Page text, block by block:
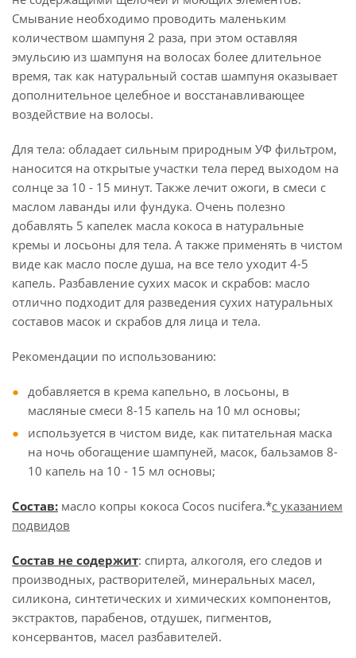
Смывание необходимо проводить маленьким
количеством шампуня 2 раза, при этом оставляя
эмульсию из шампуня на волосах более длительное
время, так как натуральный состав шампуня оказывает
дополнительное целебное и восстанавливающее
воздействие на волосы.
Для тела: обладает сильным природным УФ фильтром,
наносится на открытые участки тела перед выходом на
солнце за 10 - 15 минут. Также лечит ожоги, в смеси с
маслом лаванды или фундука. Очень полезно
добавлять 5 капелек масла кокоса в натуральные
кремы и лосьоны для тела. А также применять в чистом
виде как масло после душа, на все тело уходит 4-5
капель. Разбавление сухих масок и скрабов: масло
отлично подходит для разведения сухих натуральных
составов масок и скрабов для лица и тела.
Рекомендации по использованию:
добавляется в крема капельно, в лосьоны, в
масляные смеси 8-15 капель на 10 мл основы;
используется в чистом виде, как питательная маска
на ночь обогащение шампуней, масок, бальзамов 8-
10 капель на 10 - 15 мл основы;
Состав: масло копры кокоса Cocos nucifera.*с указанием
подвидов
Состав не содержит: спирта, алкоголя, его следов и
производных, растворителей, минеральных масел,
силикона, синтетических и химических компонентов,
экстрактов, парабенов, отдушек, пигментов,
консервантов, масел разбавителей.